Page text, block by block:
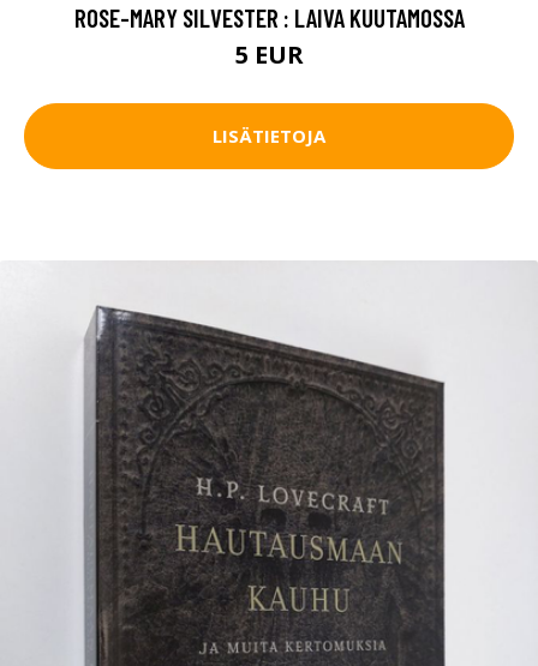
ROSE-MARY SILVESTER : LAIVA KUUTAMOSSA
5 EUR
LISÄTIETOJA